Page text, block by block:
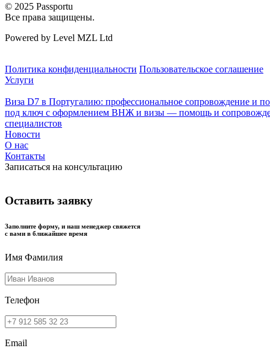
© 2025 Passportu
Все права защищены.
Powered by Level MZL Ltd
Политика конфиденциальности Пользовательское соглашение
Услуги
Виза D7 в Португалию: профессиональное сопровождение и
под ключ с оформлением ВНЖ и визы — помощь и
специалистов
Новости
О нас
Контакты
Записаться на консультацию
Оставить заявку
Заполните форму, и наш менеджер свяжется
с вами в ближайшее время
Имя Фамилия
Телефон
Email